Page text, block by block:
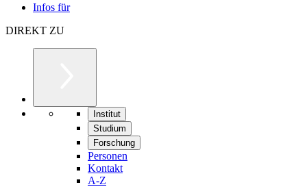
Infos für
DIREKT ZU
Institut
Studium
Forschung
Personen
Kontakt
A-Z